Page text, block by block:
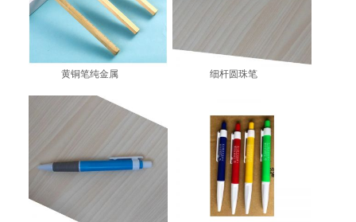
黄铜笔纯金属 细杆圆珠笔